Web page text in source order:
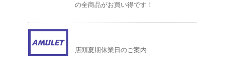
の全商品がお買い得です！
店頭夏期休業日のご案内